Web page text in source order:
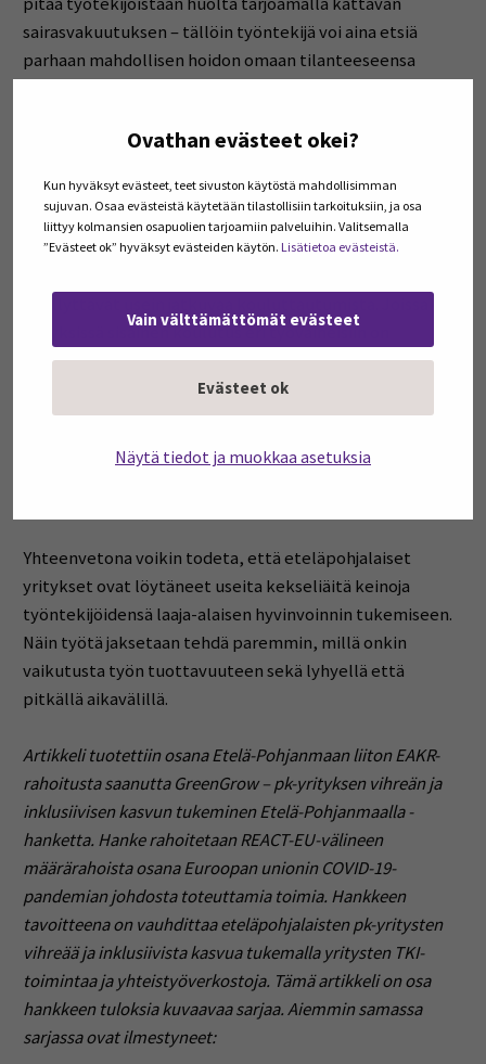
Ovathan evästeet okei?
Kun hyväksyt evästeet, teet sivuston käytöstä mahdollisimman
sujuvan. Osaa evästeistä käytetään tilastollisiin tarkoituksiin, ja osa
liittyy kolmansien osapuolien tarjoamiin palveluihin. Valitsemalla
”Evästeet ok” hyväksyt evästeiden käytön. Lisätietoa evästeistä.
Vain välttämättömät evästeet
Evästeet ok
Näytä tiedot ja muokkaa asetuksia
sairasvakuutuksen – tällöin työntekijä voi aina etsiä
parhaan mahdollisen hoidon omaan tilanteeseensa
Kouluttautuminen tärkeää
Työntekijöiden kouluttautumista halutaan yrityksissä
tukea. Kehityskeskusteluissa käydään läpi
koulutustarpeita ja koulutusta järjestetään tarpeen
yrityksissä sisäinen koulutus eri työvaiheisiin on
välttämätöntä. Usea yritys haluaa mahdollistaa
kouluttautumisen työn ohella. Yleisestikin työntekijöille
halutaan tarjota mielekkäitä työtehtäviä ja pitää heistä
huolta kaikin puolin. Sisäisesti on tärkeää tiedon
jakaminen ja toisten auttaminen. Yksi yrittäjistä kuvaa,
Yhteenvetona voikin todeta, että eteläpohjalaiset
yritykset ovat löytäneet useita kekseliäitä keinoja
työntekijöidensä laaja-alaisen hyvinvoinnin tukemiseen.
Näin työtä jaksetaan tehdä paremmin, millä onkin
vaikutusta työn tuottavuuteen sekä lyhyellä että
pitkällä aikavälillä.
Artikkeli tuotettiin osana Etelä-Pohjanmaan liiton EAKR-
rahoitusta saanutta GreenGrow – pk-yrityksen vihreän ja
inklusiivisen kasvun tukeminen Etelä-Pohjanmaalla -
hanketta. Hanke rahoitetaan REACT-EU-välineen
määrärahoista osana Euroopan unionin COVID-19-
pandemian johdosta toteuttamia toimia. Hankkeen
tavoitteena on vauhdittaa eteläpohjalaisten pk-yritysten
vihreää ja inklusiivista kasvua tukemalla yritysten TKI-
toimintaa ja yhteistyöverkostoja. Tämä artikkeli on osa
hankkeen tuloksia kuvaavaa sarjaa. Aiemmin samassa
sarjassa ovat ilmestyneet: